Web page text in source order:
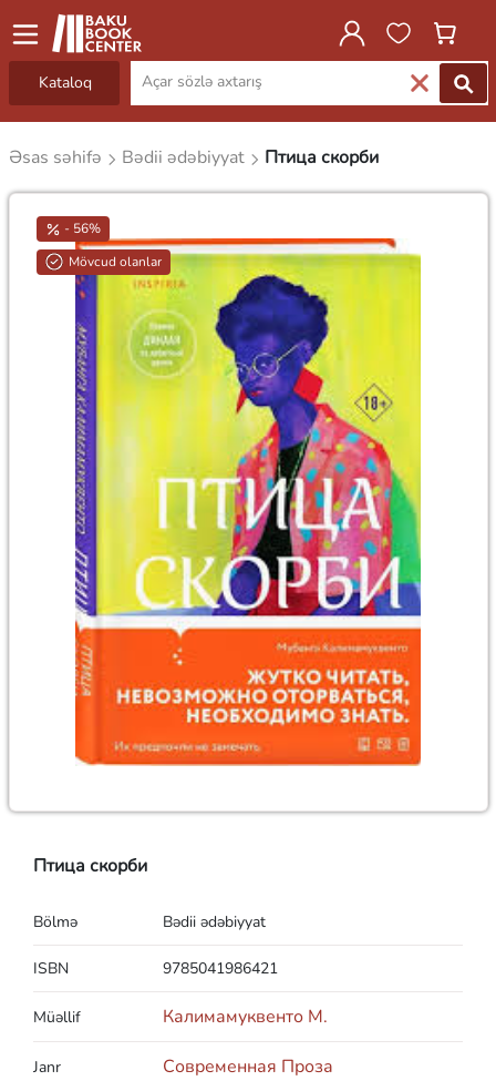
Kataloq
Əsas səhifə Bədii ədəbiyyat Птица скорби
- 56%
Mövcud olanlar
Птица скорби
Bölmə Bədii ədəbiyyat
ISBN 9785041986421
Müəllif Калимамуквенто М.
Janr Современная Проза